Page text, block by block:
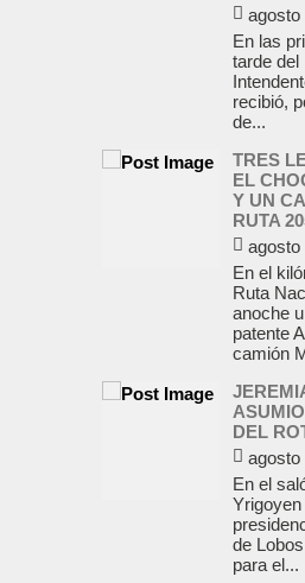
agosto
En las
tarde del
recibió,
de...
TRES
EL
Y UN
RUTA
agosto
En el
Ruta
anoche
patente
camión
DEL
agosto
En el
de
para el...